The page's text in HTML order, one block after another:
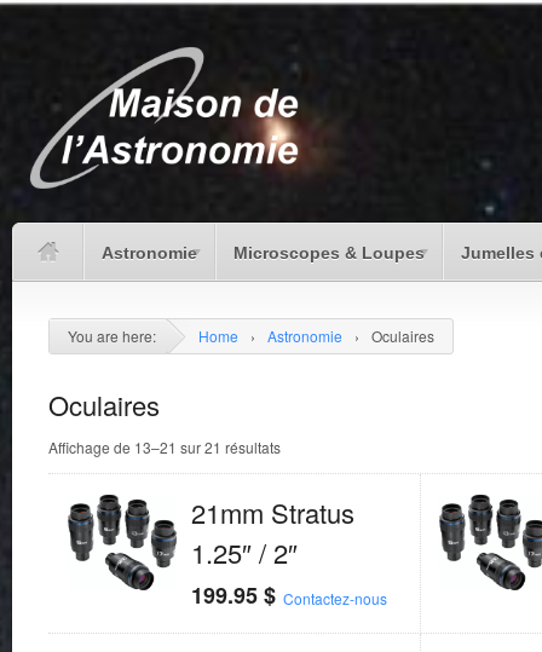
Astronomie Microscopes & Loupes Jumelles
You are here: Home › Astronomie › Oculaires
Oculaires
Affichage de 13–21 sur 21 résultats
21mm Stratus
1.25″ / 2″
199.95$ Contactez-nous